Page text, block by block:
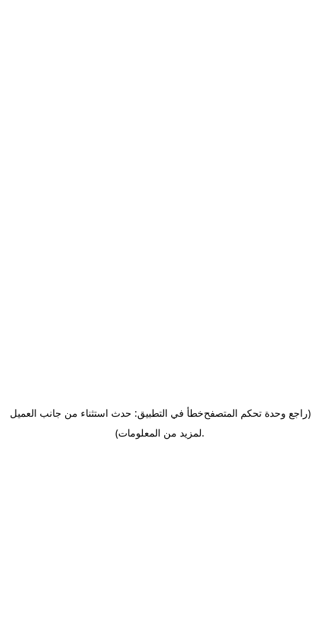
خطأ في التطبيق: حدث استثناء من جانب العميل(راجع وحدة تحكم المتصفح
لمزيد من المعلومات).